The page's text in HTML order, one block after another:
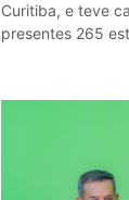
Curitiba, e teve
presentes 265